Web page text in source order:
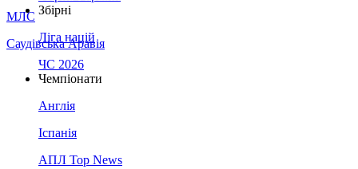
МЛС
Саудівська Аравія
Збірні
Ліга націй
ЧС 2026
Чемпіонати
Англія
Іспанія
АПЛ Top News